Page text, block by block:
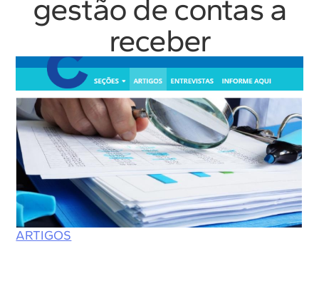
gestão de contas a
receber
ARTIGOS